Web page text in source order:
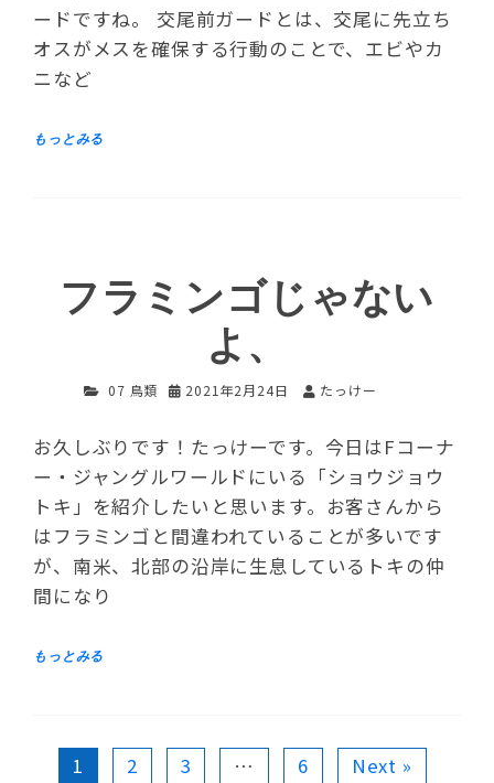
ードですね。 交尾前ガードとは、交尾に先立ち
オスがメスを確保する行動のことで、エビやカ
ニなど
フラミンゴじゃない
よ、
07 鳥類 2021年2月24日 たっけー
お久しぶりです！たっけーです。今日はFコーナ
ー・ジャングルワールドにいる「ショウジョウ
トキ」を紹介したいと思います。お客さんから
はフラミンゴと間違われていることが多いです
が、南米、北部の沿岸に生息しているトキの仲
間になり
1 2 3 … 6 Next »